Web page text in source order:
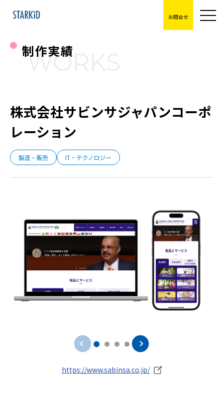
お問合せ
制作実績
WORKS
株式会社サビンサジャパンコーポ
レーション
製造・販売 IT・テクノロジー
https://www.sabinsa.co.jp/